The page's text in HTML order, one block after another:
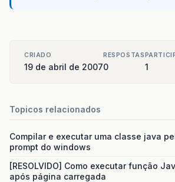
CRIADO
19 de abril de 2007
RESPOSTAS
0 1
Topicos relacionados
Compilar e executar uma classe java
prompt do windows
[RESOLVIDO] Como executar função
após página carregada